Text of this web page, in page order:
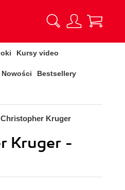
Kursy video
Nowości Bestsellery
Christopher Kruger
Kruger -